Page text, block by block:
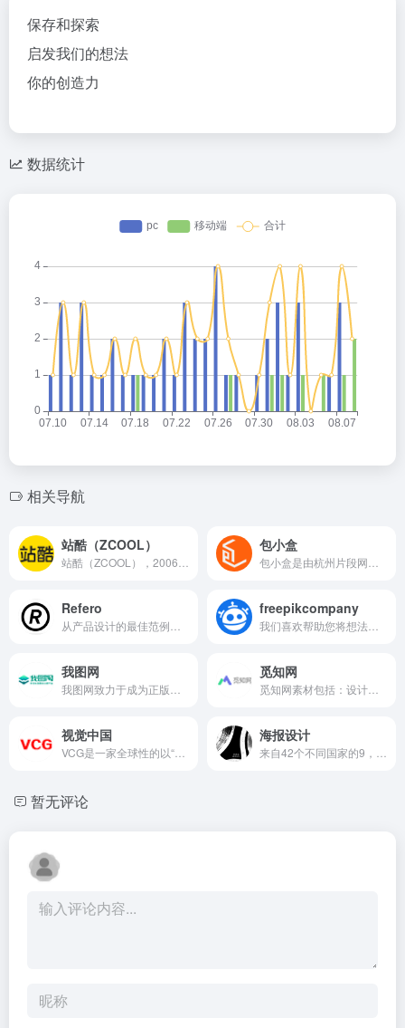
保存和探索
启发我们的想法
你的创造力
数据统计
相关导航
站酷（ZCOOL） 包小盒
Refero freepikcompany
我图网 觅知网
视觉中国 海报设计
暂无评论